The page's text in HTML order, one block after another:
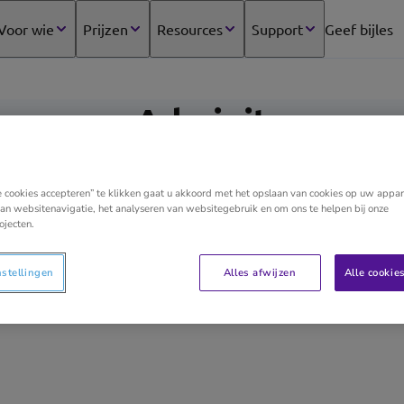
wie Prijzen Resources Support Geef bijles
(opens
Adminit
Samen slimmer ondernemen.
Adminit ontzorgt jou van de dagelijkse financiële
persoonlijk en direct contact. Samen doen waar we
cookies accepteren” te klikken gaat u akkoord met het opslaan van cookies op uw
websitenavigatie, het analyseren van websitegebruik en om ons te helpen bij onze
Alles afwijzen Alle